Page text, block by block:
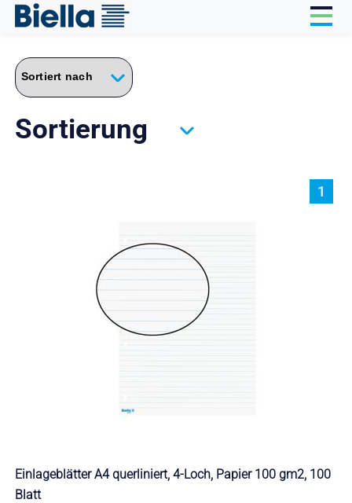
Sortierung
1
Einlageblätter A4 querliniert, 4-Loch, Papier 100 gm2, 100
Blatt
Cookie-Einstellungen